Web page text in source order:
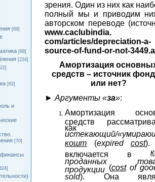
[69]
[68]
[224]
[62]
и
[70]
финансы
зрения. Один из них как
полный мы и приводим
авторском переводе
www.caclubindia.
com/articles/depreciation-a-
source-of-fund-or-not-
Амортизация
средств – источник
или нет?
►Аргументы «за»:
Амортизация
средств
как
истекающий/
кошт
(expired cost).
включается в
проданных
продукции
(cost of
sold). Она